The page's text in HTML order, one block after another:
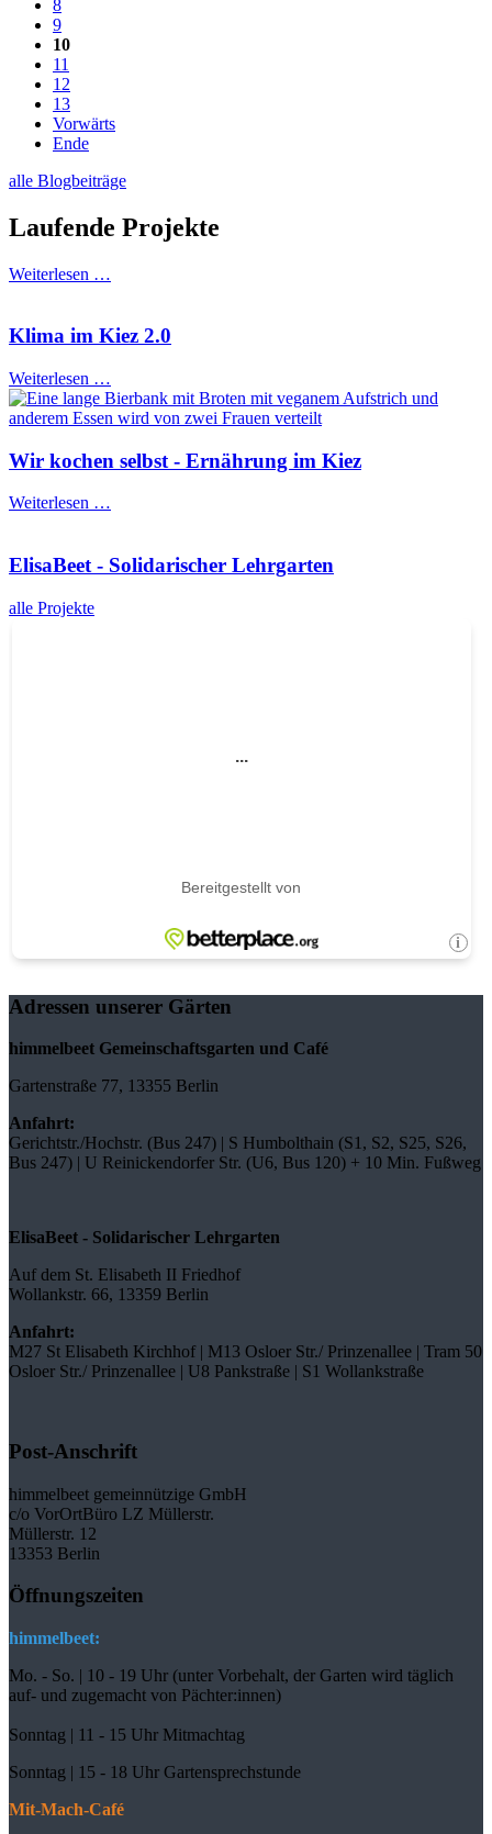
8
9
10
11
12
13
Vorwärts
Ende
alle Blogbeiträge
Laufende Projekte
Weiterlesen …
Klima im Kiez 2.0
Weiterlesen …
Wir kochen selbst - Ernährung im Kiez
Weiterlesen …
ElisaBeet - Solidarischer Lehrgarten
alle Projekte
Adressen unserer Gärten
himmelbeet Gemeinschaftsgarten und Café
Gartenstraße 77, 13355 Berlin
Anfahrt:
Gerichtstr./Hochstr. (Bus 247) | S Humbolthain (S1, S2, S25, S26,
Bus 247) | U Reinickendorfer Str. (U6, Bus 120) + 10 Min. Fußweg
ElisaBeet - Solidarischer Lehrgarten
Auf dem St. Elisabeth II Friedhof
Wollankstr. 66, 13359 Berlin
Anfahrt:
M27 St Elisabeth Kirchhof | M13 Osloer Str./ Prinzenallee | Tram 50
Osloer Str./ Prinzenallee | U8 Pankstraße | S1 Wollankstraße
Post-Anschrift
himmelbeet gemeinnützige GmbH
c/o VorOrtBüro LZ Müllerstr.
Müllerstr. 12
13353 Berlin
Öffnungszeiten
himmelbeet:
Mo. - So. | 10 - 19 Uhr (unter Vorbehalt, der Garten wird täglich
auf- und zugemacht von Pächter:innen)
Sonntag | 11 - 15 Uhr Mitmachtag
Sonntag | 15 - 18 Uhr Gartensprechstunde
Mit-Mach-Café